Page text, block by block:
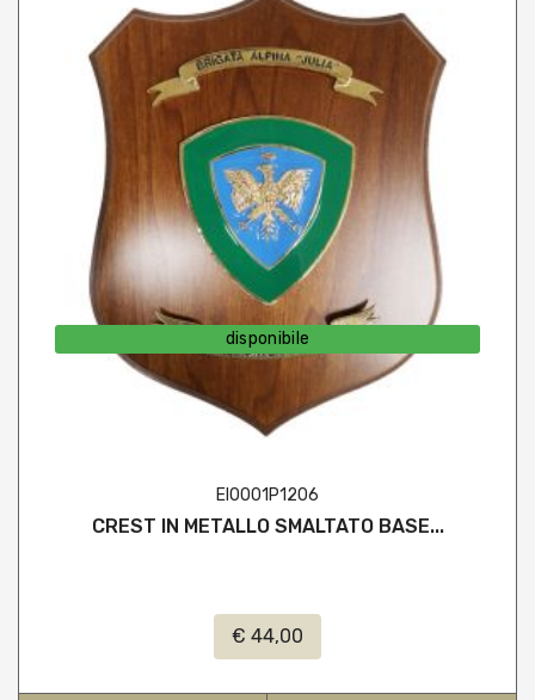
disponibile
EI0001P1206
CREST IN METALLO SMALTATO BASE...
€ 44,00